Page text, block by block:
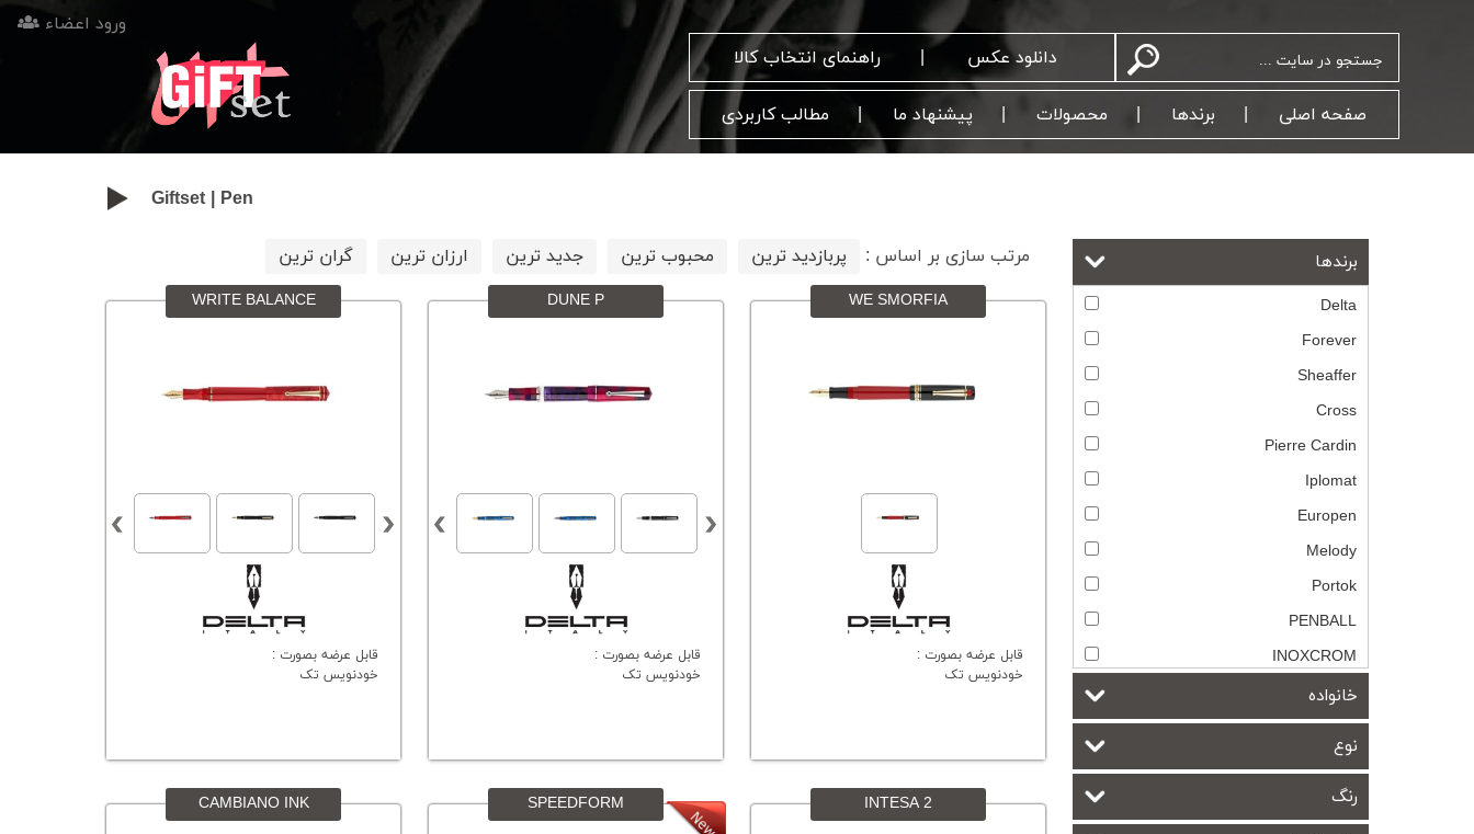
ورود اعضاء
راهنمای انتخاب کالا
دانلود عکس
مطالب کاربردی پیشنهاد ما محصولات برندها صفحه اصلی
Giftset Pen
مرتب سازی بر اساس : پربازدید ترین محبوب ترین جدید ترین ارزان ترین گران ترین
WE SMORFIA
قابل عرضه بصورت :
خودنویس تک
DUNE P
قابل عرضه بصورت :
خودنویس تک
WRITE BALANCE
قابل عرضه بصورت :
خودنویس تک
INTESA 2
SPEEDFORM
CAMBIANO INK
برندها
Delta
Forever
Sheaffer
Cross
Pierre Cardin
Iplomat
Europen
Melody
Portok
PENBALL
INOXCROM
خانواده
نوع
رنگ